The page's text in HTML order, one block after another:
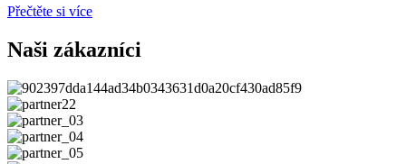
Přečtěte si více
Naši zákazníci